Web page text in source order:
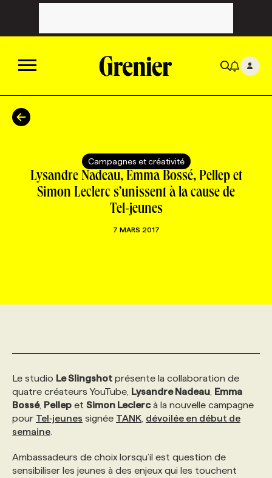
ACTUALITÉS
CATÉGORIES
TOUTES LES CATÉGORIES
CAMPAGNES ET CRÉATIVITÉ
NOUVEAUX MANDATS
INITIATIVES NUMÉRIQUES
PRIX ET DISTINCTIONS
TENDANCES
CHRONIQUES
TOUTES LES CHRONIQUES
MARKETING ET COMMUNICATION
MARKETING DURABLE
GEO/SEO
ÉVÉNEMENTIEL
FORFAITS ABONNEMENT
VOIR TOUTES LES PARUTIONS
INFOLETTRES
INFOLETTRE EN BREF
BULLETIN RECRUTEMENT
ANNONCEZ AVEC NOUS
AFFICHEZ UN POSTE / TARIFS
PROFIL ENTREPRISE
FAQ
ANNONCEZ AVEC NOUS
CANDIDAT
PROFIL CANDIDAT
NOS CONFÉRENCES
ANNONCEZ AVEC NOUS
FORMATIONS
NOS PARCOURS DE FORMATIONS
FORMATIONS PERSONNALISÉES
NOS FORMATEUR‧RICES
SERVICE DE CHASSE DE TÊTE
NOS TARIFS
NOS EXPERTISES
Campagnes et créativité
Lysandre Nadeau, Emma Bossé, Pellep et
Simon Leclerc s’unissent à la cause de
Tel-jeunes
7 MARS 2017
Le studio Le Slingshot présente la collaboration de
quatre créateurs YouTube, Lysandre Nadeau Emma
Bossé, Pellep et Simon Leclercà la nouvelle campagne
pour Tel‐jeunes signée TANK dévoilée en début de
semaine
Ambassadeurs de choix lorsqu’il est question de
sensibiliser les jeunes à des enjeux qui les touchent